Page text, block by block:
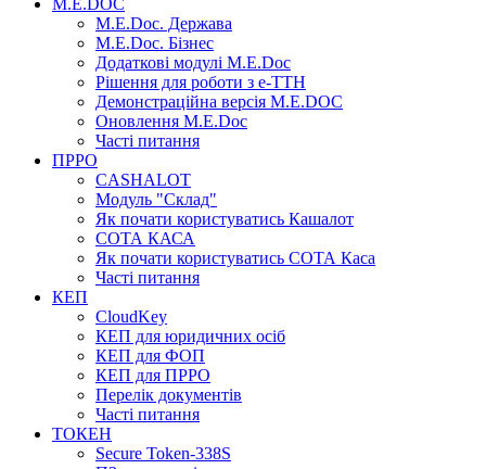
M.E.DOC
M.E.Doc. Держава
M.E.Doc. Бізнес
Додаткові модулі M.E.Doc
Рішення для роботи з е-ТТН
Демонстраційна версія M.E.DOC
Оновлення M.E.Doc
Часті питання
ПРРО
CASHALOT
Модуль "Склад"
Як почати користуватись Кашалот
СОТА КАСА
Як почати користуватись СОТА Каса
Часті питання
КЕП
CloudKey
КЕП для юридичних осіб
КЕП для ФОП
КЕП для ПРРО
Перелік документів
Часті питання
ТОКЕН
Secure Token-338S